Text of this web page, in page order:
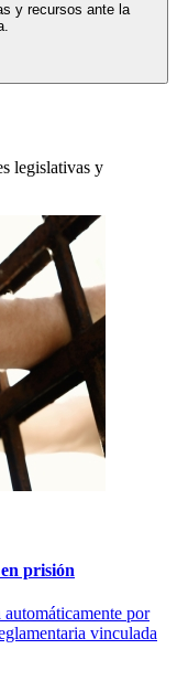
y recursos ante la
legislativas y
prisión
por
vinculada